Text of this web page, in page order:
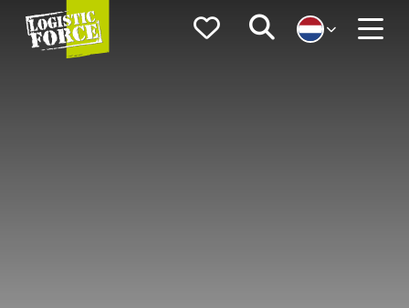
Logistic
Force
FavorietenZoeken